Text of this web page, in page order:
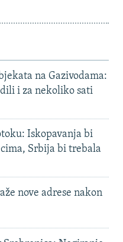
na Gazivodama:
i za nekoliko sati
Iskopavanja bi
Srbija bi trebala
nove adrese nakon